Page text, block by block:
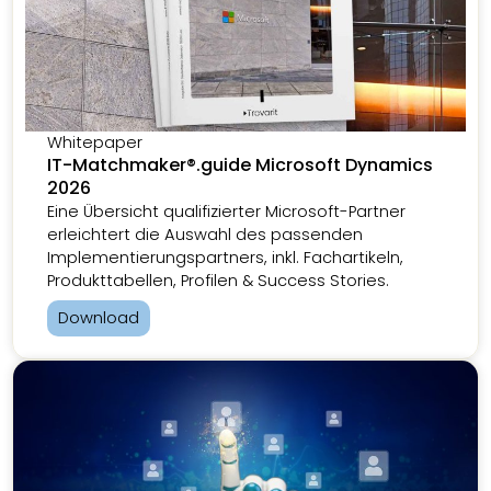
Whitepaper
IT-Matchmaker®.guide Microsoft Dynamics
2026
Eine Übersicht qualifizierter Microsoft-Partner
erleichtert die Auswahl des passenden
Implementierungspartners, inkl. Fachartikeln,
Produkttabellen, Profilen & Success Stories.
Download